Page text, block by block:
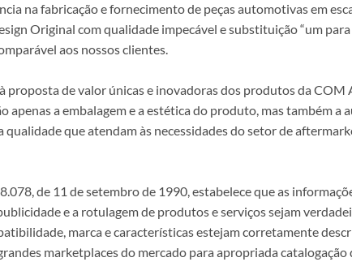
na fabricação e fornecimento de peças automotivas em
Original com qualidade impecável e substituição “um para
aos nossos clientes.
proposta de valor únicas e inovadoras dos produtos da
apenas a embalagem e a estética do produto, mas também a
que atendam às necessidades do setor de
de 11 de setembro de 1990, estabelece que as
e a rotulagem de produtos e serviços sejam
marca e características estejam corretamente
marketplaces do mercado para apropriada